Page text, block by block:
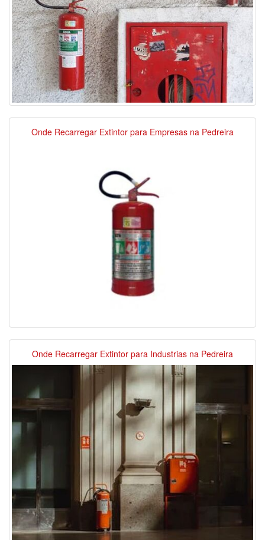
Onde Recarregar Extintor para Empresas na Pedreira
Onde Recarregar Extintor para Industrias na Pedreira